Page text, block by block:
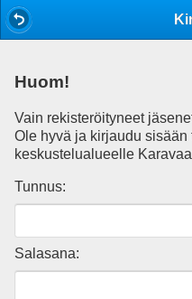
Huom!
Vain rekisteröityneet
Ole hyvä ja kirjaudu sisään
keskustelualueelle
Tunnus:
Salasana: